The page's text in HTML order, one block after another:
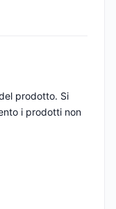
prodotto. Si
i prodotti non